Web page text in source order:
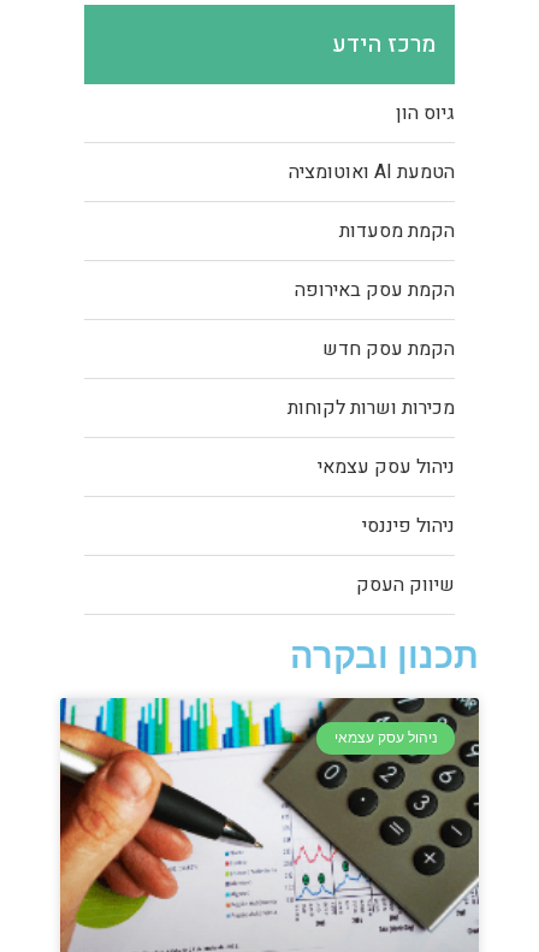
מרכז הידע
גיוס הון
הטמעת AI ואוטומציה
הקמת מסעדות
הקמת עסק באירופה
הקמת עסק חדש
מכירות ושרות לקוחות
ניהול עסק עצמאי
ניהול פיננסי
שיווק העסק
תכנון ובקרה
ניהול עסק עצמאי